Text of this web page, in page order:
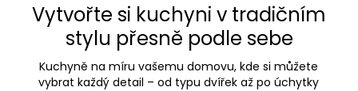
Vytvořte si kuchyni v tradičním
stylu přesně podle sebe
Kuchyně na míru vašemu domovu, kde si můžete
vybrat každý detail – od typu dvířek až po úchytky